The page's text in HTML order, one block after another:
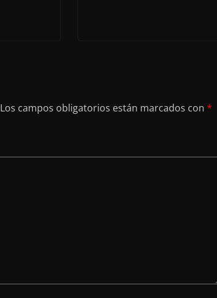
Los campos obligatorios están marcados con *